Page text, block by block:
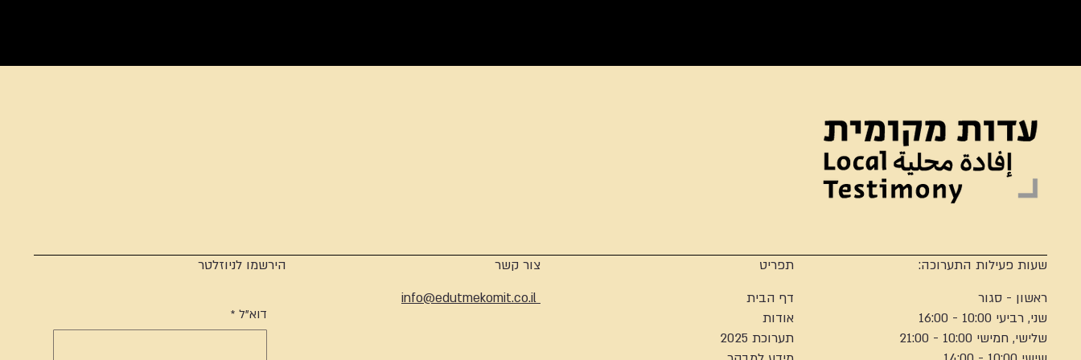
שעות פעילות התערוכה:
ראשון - סגור
שני, רביעי 10:00 - 16:00
שלישי, חמישי 10:00 - 21:00
תפריט
דף הבית
אודות
תערוכת 2025
צור קשר
info@edutmekomit.co.il
הירשמו לניוזלטר
דוא"ל *